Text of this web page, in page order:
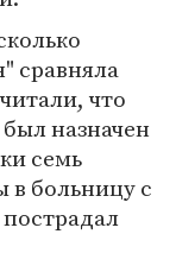
сравняла
что
назначен
семь
в больницу с